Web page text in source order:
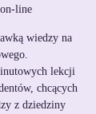
line
wiedzy na
lekcji
chcących
z dziedziny